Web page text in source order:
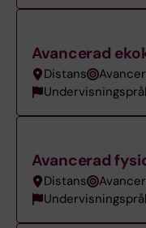
Avancerad
Distans
Avancerad
Distans